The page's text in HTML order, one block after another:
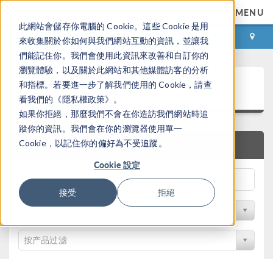
此網站會儲存你電腦的 Cookie。這些 Cookie 是用
來收集關於你如何與我們網站互動的資訊，並讓我
們能記住你。我們會使用此資訊來改善和自訂你的
瀏覽體驗，以及關於此網站和其他媒體訪客的分析
和指標。若要進一步了解我們使用的 Cookie，請查
看我們的《隱私權政策》。
如果你拒絕，那麼我們不會在你造訪我們網站時追
蹤你的資訊。我們會在你的瀏覽器使用單一
Cookie，以記住你的偏好為不受追蹤。
Cookie 設定
接受 拒絕
MENU
登录 咨询与购买
案例下载
快速搜索
按学科过滤
按产品过滤